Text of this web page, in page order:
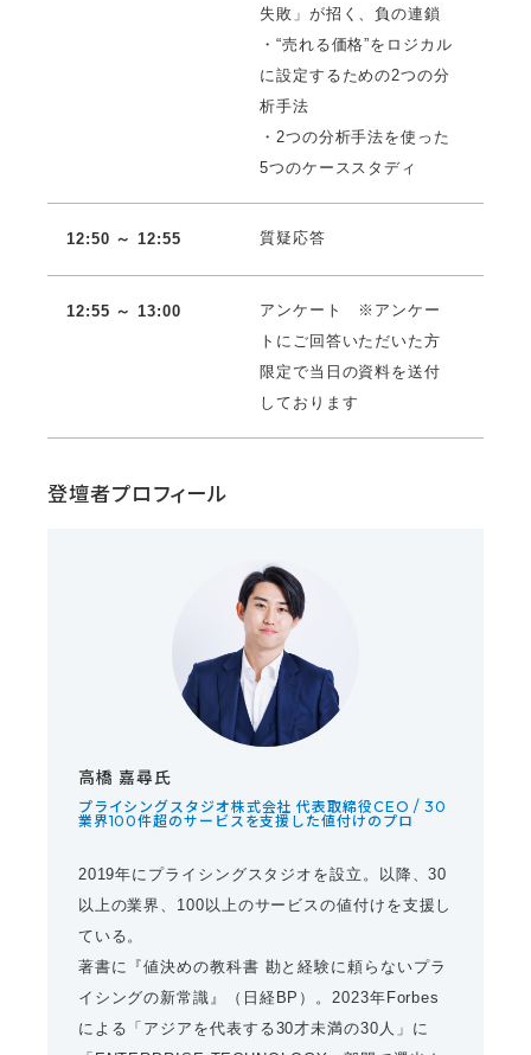
失敗」が招く、負の連鎖
・“売れる価格”をロジカル
に設定するための2つの分
析手法
・2つの分析手法を使った
5つのケーススタディ
12:50 ～ 12:55 質疑応答
12:55 ～ 13:00
アンケート ※アンケー
トにご回答いただいた方
限定で当日の資料を送付
しております
登壇者プロフィール
高橋 嘉尋氏
プライシングスタジオ株式会社 代表取締役CEO / 30
業界100件超のサービスを支援した値付けのプロ
2019年にプライシングスタジオを設立。以降、30
以上の業界、100以上のサービスの値付けを支援し
ている。
著書に『値決めの教科書 勘と経験に頼らないプラ
イシングの新常識』（日経BP）。2023年Forbes
による「アジアを代表する30才未満の30人」に